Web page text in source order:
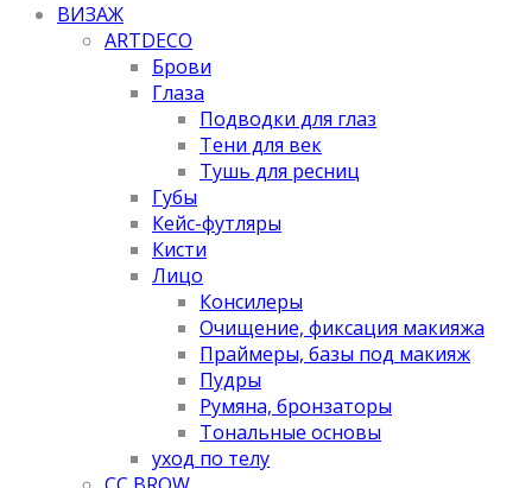
ВИЗАЖ
ARTDECO
Брови
Глаза
Подводки для глаз
Тени для век
Тушь для ресниц
Губы
Кейс-футляры
Кисти
Лицо
Консилеры
Очищение, фиксация макияжа
Праймеры, базы под макияж
Пудры
Румяна, бронзаторы
Тональные основы
уход по телу